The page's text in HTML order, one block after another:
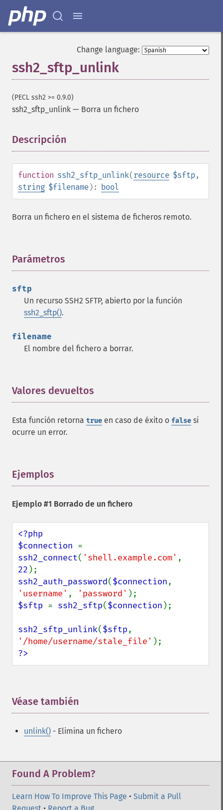
Change language:
ssh2_sftp_unlink
(PECL ssh2 >= 0.9.0)
ssh2_sftp_unlink — Borra un fichero
Descripción
function ssh2_sftp_unlink(resource $sftp,
string $filename): bool
Borra un fichero en el sistema de ficheros remoto.
Parámetros
sftp
Un recurso SSH2 SFTP, abierto por la función
ssh2_sftp().
filename
El nombre del fichero a borrar.
Valores devueltos
Esta función retorna true en caso de éxito o false si
ocurre un error.
Ejemplos
Ejemplo #1 Borrado de un fichero
<?php
$connection
ssh2_connect( 'shell.example.com'
22
ssh2_auth_password($connection
'username' , 'password'
$sftp = ssh2_sftp($connection );
ssh2_sftp_unlink($sftp
'/home/username/stale_file'
?>
Véase también
unlink() - Elimina un fichero
Found A Problem?
Learn How To Improve This Page • Submit a Pull